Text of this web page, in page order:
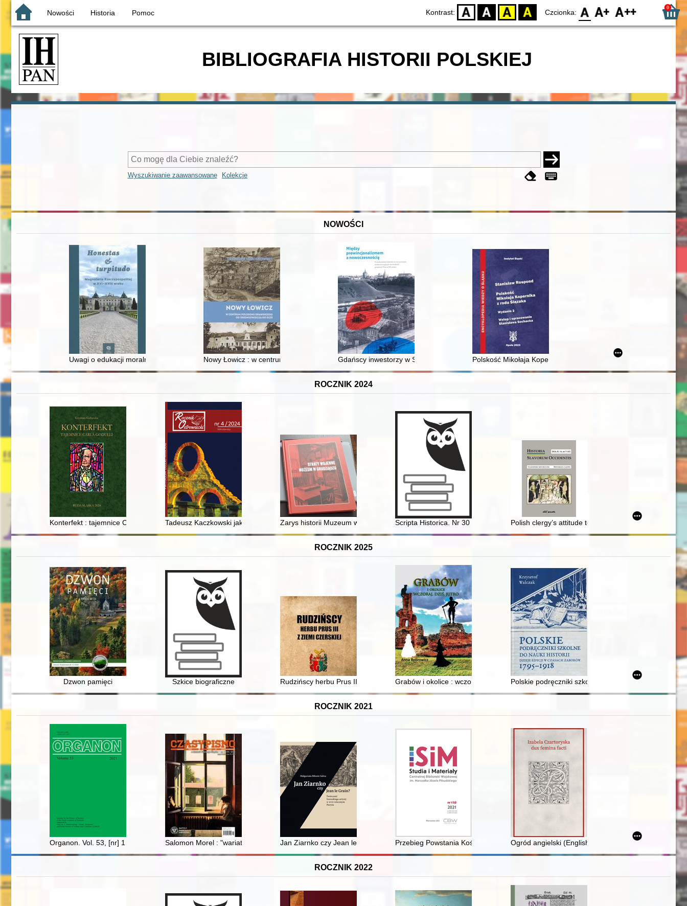
Nowości Historia Pomoc Kontrast: D BW YB BY Czcionka: F0 F1 F2 0
BIBLIOGRAFIA HISTORII POLSKIEJ
Wyszukiwanie zaawansowane Kolekcje
NOWOŚCI
Uwagi o edukacji moralnej synów szlacheckich w XVI-wiecznej Rzeczypospolitej
Nowy Łowicz : w centrum poligonu drawskiego od średniowiecza do dziśGdańscy inwestorzy w Sopocie : prestiż finansowy i towarzyski lokalnego mieszczaństwa w 2. poł. XIX w
Polskość Mikołaja Kopernika z rodu Ślązaka
ROCZNIK 2024
Konterfekt : tajemnice Carla Goduli Tadeusz Kaczkowski jakiego nie znacie : przywrócona pamięć o wspaniałym nauczycielu
Zarys historii Muzeum w Grudziądzu w latach 1884-1945
Scripta Historica. Nr 30 (2024) Polish clergy’s attitude towards the German model
ROCZNIK 2025
Dzwon pamięci Szkice biograficzne Rudzińscy herbu Prus III z ziemi ciechanowskiej w archiwaliach : ciechanowskie grodzkie wieczyste. T. 4
Grabów i okolice : wczoraj, dziś, jutroPolskie podręczniki szkolne do nauki historii : dzieje
ROCZNIK 2021
Organon. Vol. 53, [nr] 1 (2021) Salomon Morel : "wariat" i jego więzienna karieraJan Ziarnko czy Jean le Grain? : twórczość lwowskiego artysty w XVII-wiecznym Paryżu
Przebieg Powstania Kościuszkowskiego na Wołyniu i Litwie w 1794 roku = The
Ogród angielski (English landscape garden) na
ROCZNIK 2022